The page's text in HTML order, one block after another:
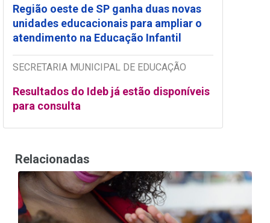
Região oeste de SP ganha duas novas
unidades educacionais para ampliar o
atendimento na Educação Infantil
SECRETARIA MUNICIPAL DE EDUCAÇÃO
Resultados do Ideb já estão disponíveis
para consulta
Relacionadas